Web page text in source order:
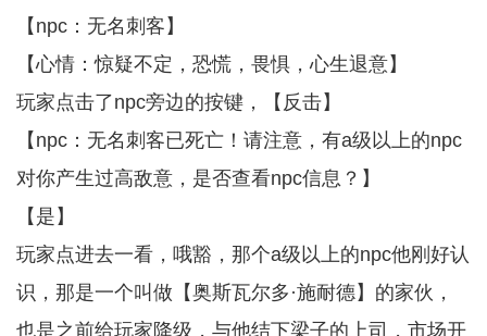
【npc：无名刺客】
【心情：惊疑不定，恐慌，畏惧，心生退意】
玩家点击了npc旁边的按键，【反击】
【npc：无名刺客已死亡！请注意，有a级以上的npc
对你产生过高敌意，是否查看npc信息？】
【是】
玩家点进去一看，哦豁，那个a级以上的npc他刚好认
识，那是一个叫做【奥斯瓦尔多·施耐德】的家伙，
也是之前给玩家降级，与他结下梁子的上司，市场开